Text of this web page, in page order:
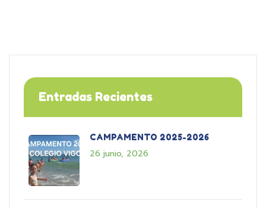
Entradas Recientes
CAMPAMENTO 2025-2026
26 junio, 2026